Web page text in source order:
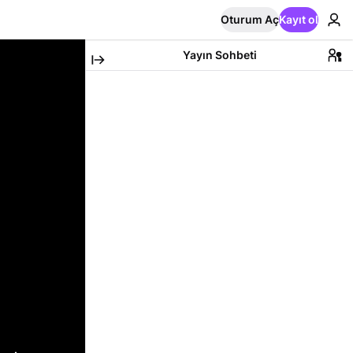
Oturum AçKayıt ol
Yayın Sohbeti